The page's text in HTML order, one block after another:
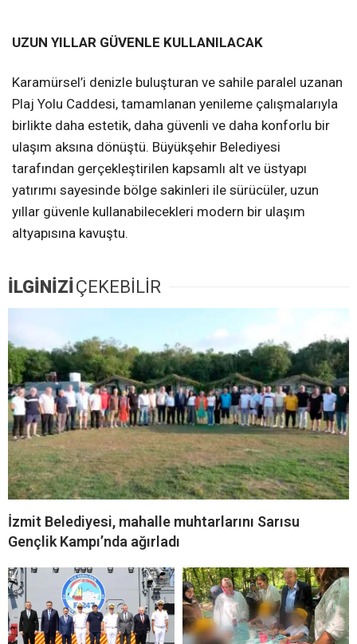
UZUN YILLAR GÜVENLE KULLANILACAK
Karamürsel’i denizle buluşturan ve sahile paralel uzanan
Plaj Yolu Caddesi, tamamlanan yenileme çalışmalarıyla
birlikte daha estetik, daha güvenli ve daha konforlu bir
ulaşım aksına dönüştü. Büyükşehir Belediyesi
tarafından gerçekleştirilen kapsamlı alt ve üstyapı
yatırımı sayesinde bölge sakinleri ile sürücüler, uzun
yıllar güvenle kullanabilecekleri modern bir ulaşım
altyapısına kavuştu.
İLGİNİZİÇEKEBİLİR
İzmit Belediyesi, mahalle muhtarlarını Sarısu
Gençlik Kampı’nda ağırladı